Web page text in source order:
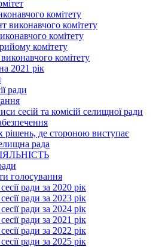
комітету
виконавчого комітету
комітету
комітету
комітету
2021 рік
ради
сесій та комісій селищної ради
рішень, де стороною виступає
рада
голосування
ради за 2020 рік
ради за 2023 рік
ради за 2024 рік
ради за 2021 рік
ради за 2022 рік
ради за 2025 рік